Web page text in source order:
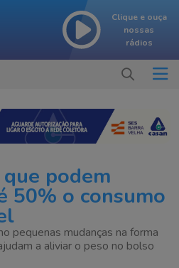
Clique e ouça
nossas
rádios
podem
50% o consumo
pequenas mudanças na forma
a aliviar o peso no bolso